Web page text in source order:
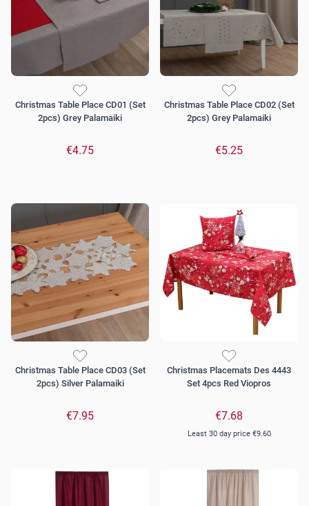
Christmas Table Place CD01 (Set
2pcs) Grey Palamaiki
€4.75
Christmas Table Place CD02 (Set
2pcs) Grey Palamaiki
€5.25
Christmas Table Place CD03 (Set
2pcs) Silver Palamaiki
€7.95
Christmas Placemats Des 4443
Set 4pcs Red Viopros
€7.68
Least 30 day price €9.60